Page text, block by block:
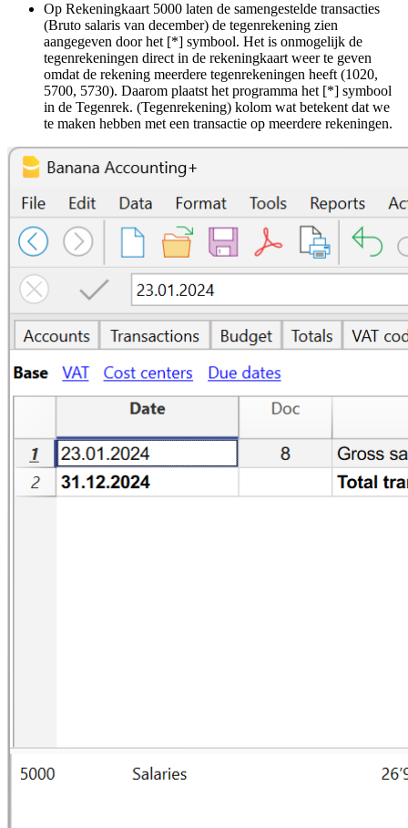
Op Rekeningkaart 5000 laten de samengestelde transacties
(Bruto salaris van december) de tegenrekening zien
aangegeven door het [*] symbool. Het is onmogelijk de
tegenrekeningen direct in de rekeningkaart weer te geven
omdat de rekening meerdere tegenrekeningen heeft (1020,
5700, 5730). Daarom plaatst het programma het [*] symbool
in de Tegenrek. (Tegenrekening) kolom wat betekent dat we
te maken hebben met een transactie op meerdere rekeningen.